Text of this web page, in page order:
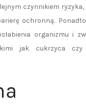
czynnikiem ryzyka,
ochronną.
organizmu i
jak cukrzyca czy